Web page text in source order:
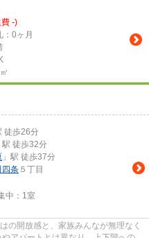
-)
：0ヶ月
徒歩26分
駅 徒歩32分
」駅 徒歩37分
四条 ５丁目
中： 1室
の開放感と、家族みんなが無理なく